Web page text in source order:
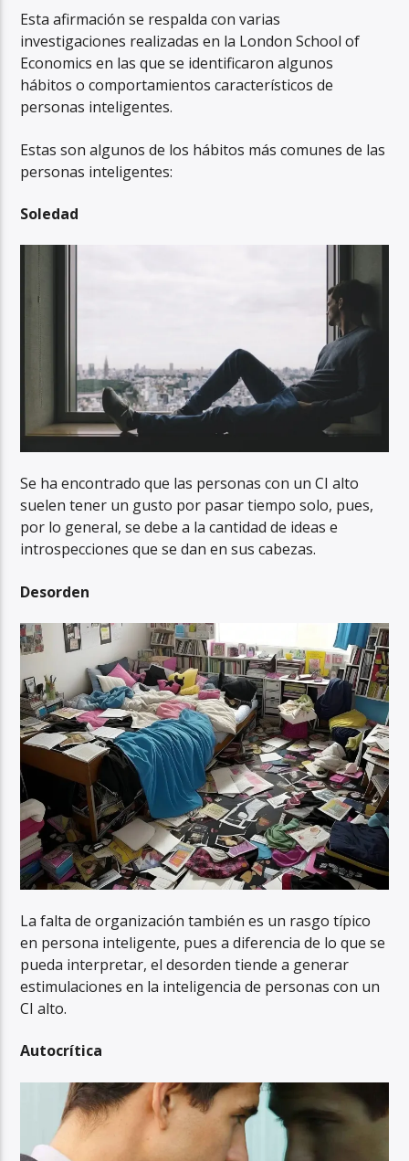
Esta afirmación se respalda con varias
investigaciones realizadas en la London School of
Economics en las que se identificaron algunos
hábitos o comportamientos característicos de
personas inteligentes.
Estas son algunos de los hábitos más comunes de las
personas inteligentes:
Soledad
Se ha encontrado que las personas con un CI alto
suelen tener un gusto por pasar tiempo solo, pues,
por lo general, se debe a la cantidad de ideas e
introspecciones que se dan en sus cabezas.
Desorden
La falta de organización también es un rasgo típico
en persona inteligente, pues a diferencia de lo que se
pueda interpretar, el desorden tiende a generar
estimulaciones en la inteligencia de personas con un
CI alto.
Autocrítica